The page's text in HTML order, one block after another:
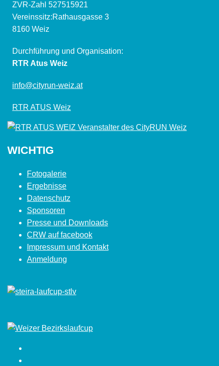
ZVR-Zahl 527515921
Vereinssitz:Rathausgasse 3
8160 Weiz
Durchführung und Organisation:
RTR Atus Weiz
info@cityrun-weiz.at
RTR ATUS Weiz
WICHTIG
Fotogalerie
Ergebnisse
Datenschutz
Sponsoren
Presse und Downloads
CRW auf facebook
Impressum und Kontakt
Anmeldung